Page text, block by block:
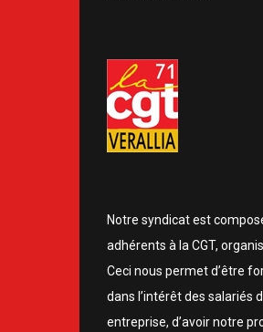
Notre syndicat est
adhérents à la CGT,
Ceci nous permet d’être
dans l’intérêt des salariés
entreprise, d’avoir notre